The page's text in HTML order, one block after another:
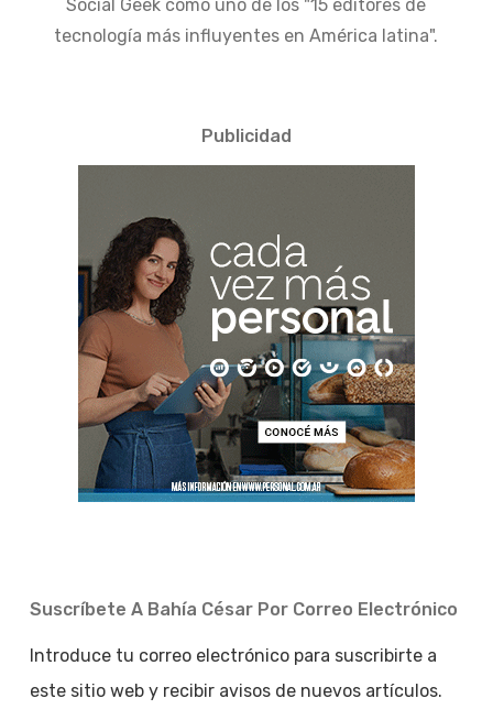
Social Geek como uno de los "15 editores de
tecnología más influyentes en América latina".
Publicidad
Suscríbete A Bahía César Por Correo Electrónico
Introduce tu correo electrónico para suscribirte a
este sitio web y recibir avisos de nuevos artículos.